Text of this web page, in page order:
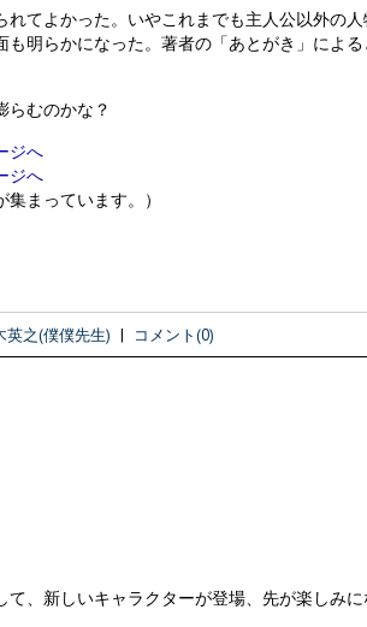
てよかった。いやこれまでも主人公以外の
明らかになった。著者の「あとがき」によ
むのかな？
ジへ
ジへ
まっています。）
英之(僕僕先生) | コメント(0)
、新しいキャラクターが登場、先が楽しみに